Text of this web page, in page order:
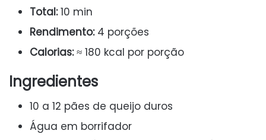
Total:10 min
Rendimento:4 porções
Calorias:≈ 180 kcal por porção
Ingredientes
10 a 12 pães de queijo duros
Água em borrifador